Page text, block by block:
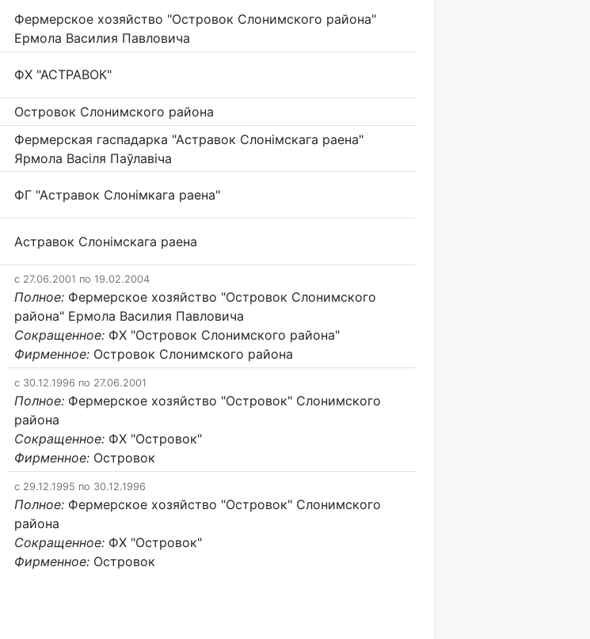
Фермерское хозяйство "Островок Слонимского района"
Ермола Василия Павловича
ФХ "АСТРАВОК"
Островок Слонимского района
Фермерская гаспадарка "Астравок Слонімскага раена"
Ярмола Васіля Паўлавіча
ФГ "Астравок Слонімкага раена"
Астравок Слонімскага раена
c 27.06.2001 по 19.02.2004
Полное: Фермерское хозяйство "Островок Слонимского
района" Ермола Василия Павловича
Сокращенное: ФХ "Островок Слонимского района"
Фирменное: Островок Слонимского района
c 30.12.1996 по 27.06.2001
Полное: Фермерское хозяйство "Островок" Слонимского
района
Сокращенное: ФХ "Островок"
Фирменное: Островок
c 29.12.1995 по 30.12.1996
Полное: Фермерское хозяйство "Островок" Слонимского
района
Сокращенное: ФХ "Островок"
Фирменное: Островок